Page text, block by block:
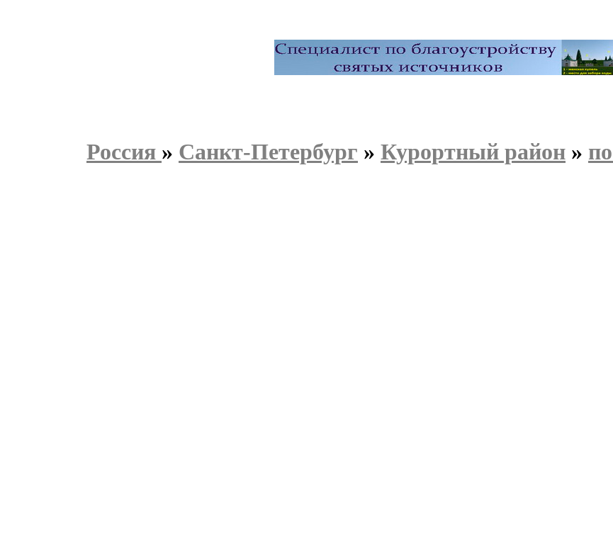
Россия » Санкт-Петербург » Курортный район »